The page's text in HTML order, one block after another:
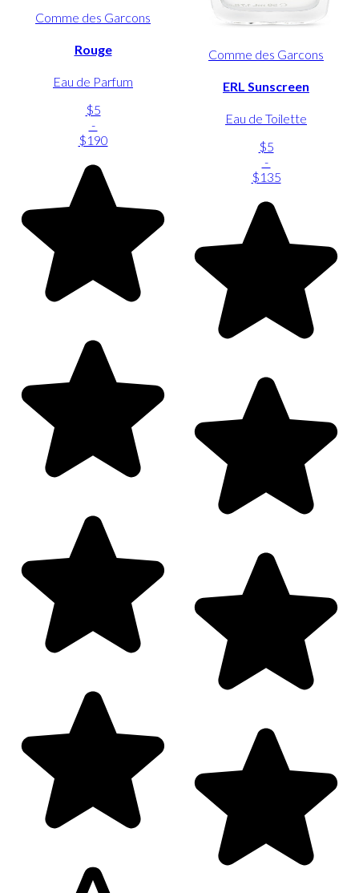
Comme des Garcons
Rouge
Eau de Parfum
$5
-
$190
Comme des Garcons
ERL Sunscreen
Eau de Toilette
$5
-
$135